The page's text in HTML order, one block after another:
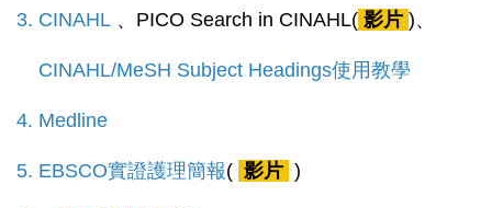
3. CINAHL 、PICO Search in CINAHL( 影片 )、
CINAHL/MeSH Subject Headings使用教學
4. Medline
5. EBSCO實證護理簡報( 影片 )